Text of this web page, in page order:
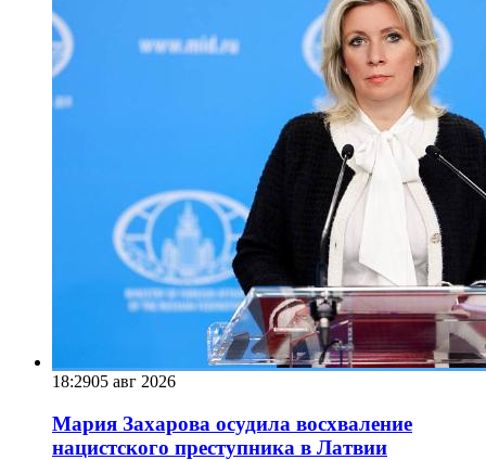
18:2905 авг 2026
Мария Захарова осудила восхваление
нацистского преступника в Латвии